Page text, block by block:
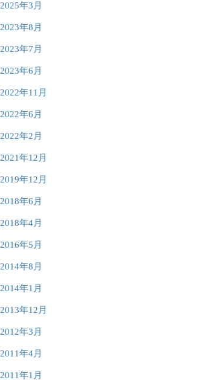
2025年3月
2023年8月
2023年7月
2023年6月
2022年11月
2022年6月
2022年2月
2021年12月
2019年12月
2018年6月
2018年4月
2016年5月
2014年8月
2014年1月
2013年12月
2012年3月
2011年4月
2011年1月